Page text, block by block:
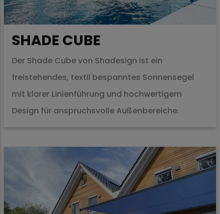
SHADE CUBE
Der Shade Cube von Shadesign ist ein
freistehendes, textil bespanntes Sonnensegel
mit klarer Linienführung und hochwertigem
Design für anspruchsvolle Außenbereiche.